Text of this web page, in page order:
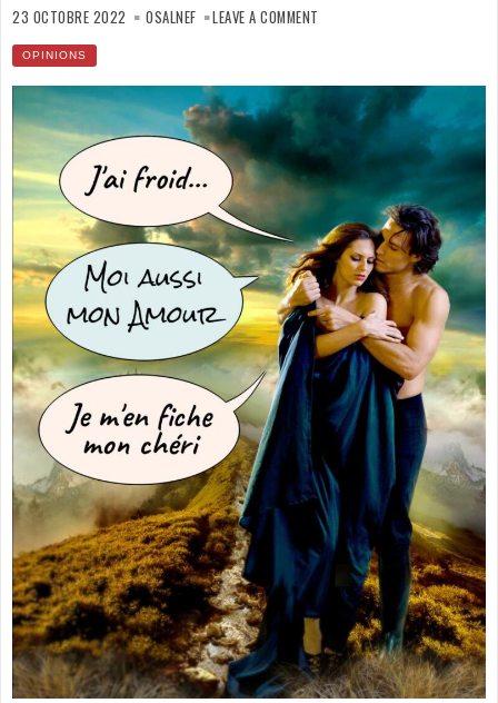
23 OCTOBRE 2022 OSALNEF LEAVE A COMMENT
OPINIONS